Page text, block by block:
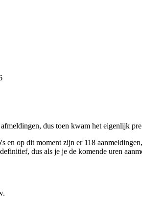
dus toen kwam het eigenlijk
en op dit moment zijn er 118
dus als je je de komende uren